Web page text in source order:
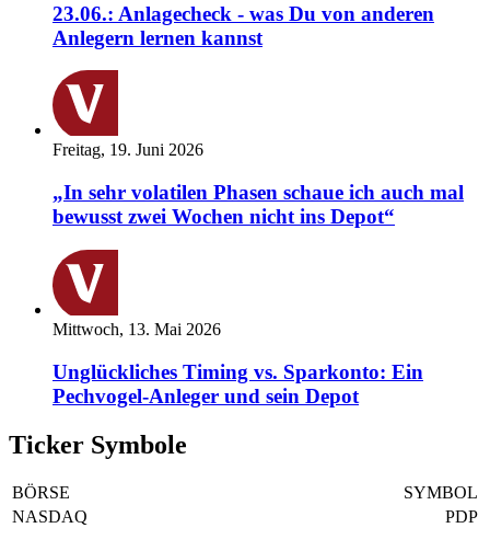
23.06.: Anlagecheck - was Du von anderen
Anlegern lernen kannst
Freitag, 19. Juni 2026
„In sehr volatilen Phasen schaue ich auch mal
bewusst zwei Wochen nicht ins Depot“
Mittwoch, 13. Mai 2026
Unglückliches Timing vs. Sparkonto: Ein
Pechvogel-Anleger und sein Depot
Ticker Symbole
BÖRSE
SYMBOL
NASDAQ
PDP